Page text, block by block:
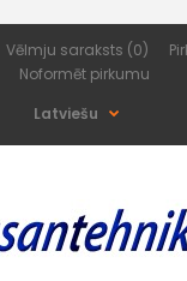
Vēlmju saraksts (0)
Noformēt pirkumu
Latviešu